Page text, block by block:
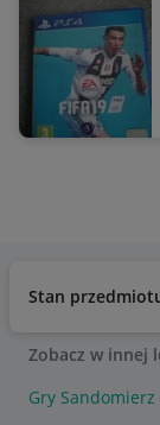
Stan
Zobacz w innej
Gry Sandomierz